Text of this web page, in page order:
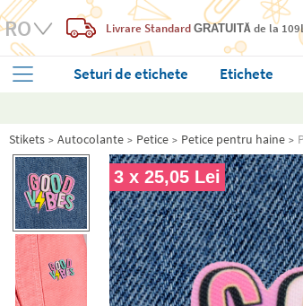
Livrare Standard GRATUITĂ de la
Seturi de etichete Etichete
Stikets Autocolante Petice Petice pentru haine
3 x 25,05 Lei